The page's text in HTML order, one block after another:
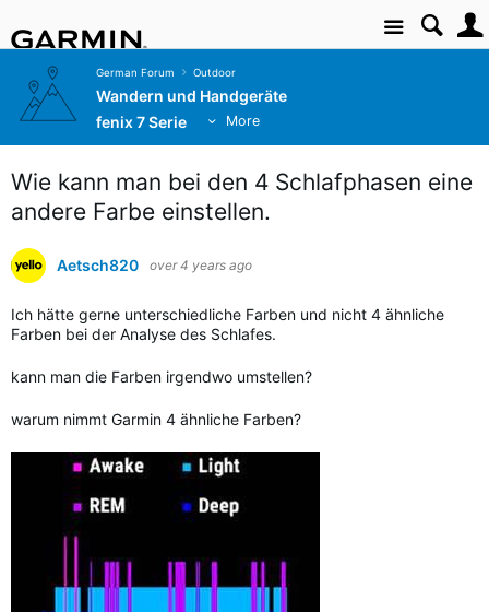
Site
German Forum Outdoor
Wandern und Handgeräte
fenix 7 Serie
More
Wie kann man bei den 4 Schlafphasen eine
andere Farbe einstellen.
Aetsch820 over 4 years ago
Ich hätte gerne unterschiedliche Farben und nicht 4 ähnliche
Farben bei der Analyse des Schlafes.
kann man die Farben irgendwo umstellen?
warum nimmt Garmin 4 ähnliche Farben?